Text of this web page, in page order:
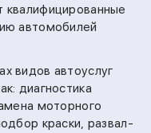
квалифицированные
автомобилей
видов автоуслуг
диагностика
моторного
краски, развал-